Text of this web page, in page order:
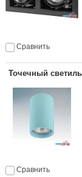
Сравнить
Точечный
Сравнить